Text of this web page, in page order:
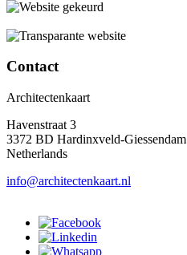
Contact
Architectenkaart
Havenstraat 3
3372 BD Hardinxveld-Giessendam
Netherlands
info@architectenkaart.nl